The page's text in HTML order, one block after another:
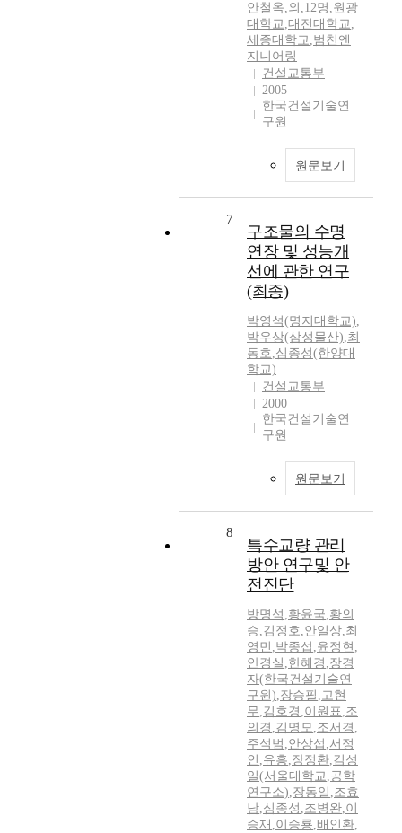
안철옥,외 ,12명 ,원광
대학교,대전대학교,
세종대학교,범천엔
지니어링
건설교통부
2005
한국건설기술연
구원
원문보기
7
구조물의 수명
연장 및 성능개
선에 관한 연구
(최종)
박영석(명지대학교),
박우상(삼성물산),최
동호,심종성(한양대
학교)
건설교통부
2000
한국건설기술연
구원
원문보기
8
특수교량 관리
방안 연구및 안
전진단
방명석 ,황윤국,황의
승,김정호,안일상,최
영민 ,박종섭 ,윤정현 ,
안경실 ,한혜경 ,장경
자(한국건설기술연
구원),장승필 ,고현
무,김호경 ,이원표,조
의경 ,김명모,조서경 ,
주석범 ,안상섭 ,서정
인 ,유흥,장정환,김성
일(서울대학교,공학
연구소),장동일 ,조효
남,심종성 ,조병완,이
승재 ,이승룡,배인환,